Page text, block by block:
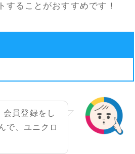
ることがおすすめです！
員登録をし
で、ユニクロ